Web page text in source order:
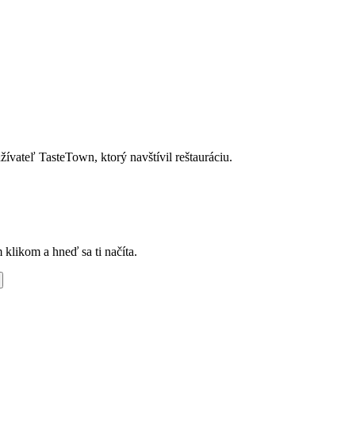
TasteTown, ktorý navštívil reštauráciu.
a hneď sa ti načíta.